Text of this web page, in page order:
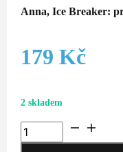
Anna, Ice Breaker:
179 Kč
2 skladem
Anna,
Ice